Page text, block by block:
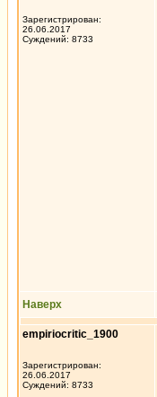
Зарегистрирован:
26.06.2017
Суждений: 8733
Наверх
empiriocritic_1900
Зарегистрирован:
26.06.2017
Суждений: 8733